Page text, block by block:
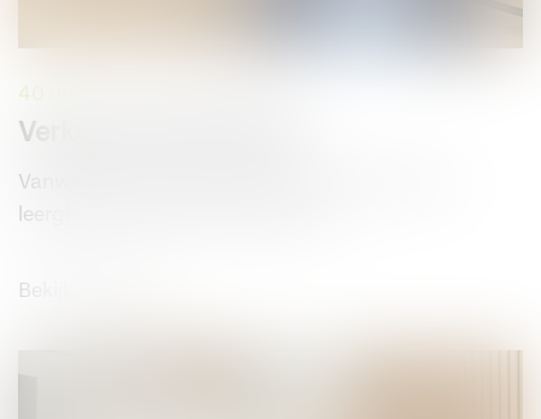
40 uur
Verkoper Buitendienst
Vanwege groei zoeken wij een enthousiaste en
leergierige Verkoper Buitendienst.
Bekijk vacature